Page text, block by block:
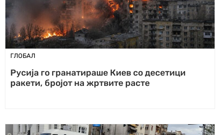
ГЛОБАЛ
Русија го гранатираше Киев со десетици
ракети, бројот на жртвите расте